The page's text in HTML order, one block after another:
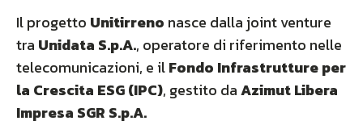
Il progetto Unitirreno nasce dalla joint venture
tra Unidata S.p.A., operatore di riferimento nelle
telecomunicazioni, e ilFondo Infrastrutture per
la Crescita ESG (IPC), gestito daAzimut Libera
Impresa SGR S.p.A.